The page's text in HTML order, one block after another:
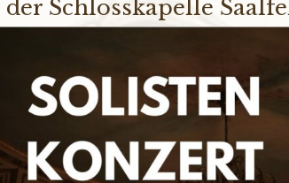
Schlosskapelle